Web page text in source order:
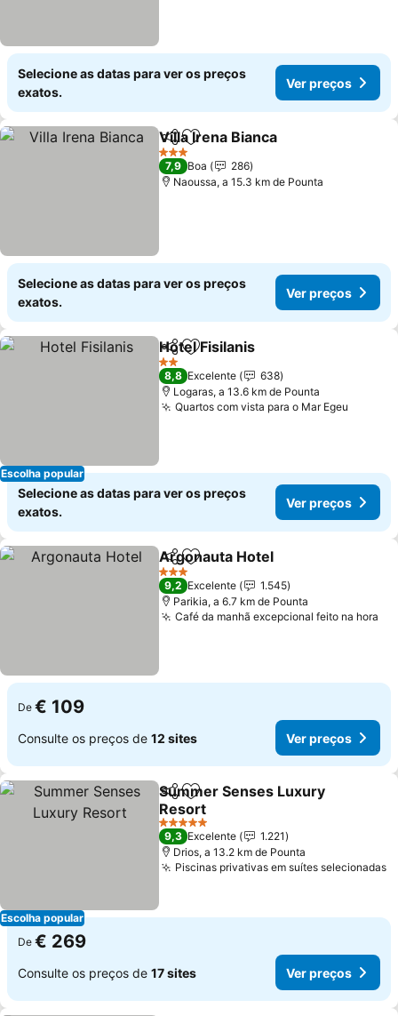
Selecione as datas para ver os preços
exatos.
Ver preços
PartilharAdicionar aos favoritos
Villa Irena Bianca
3 Estrelas
7,9 Boa
286
Naoussa, a 15.3 km de Pounta
Selecione as datas para ver os preços
exatos.
Ver preços
Escolha popular
PartilharAdicionar aos favoritos
Hotel Fisilanis
2 Estrelas
8,8 Excelente
638
Logaras, a 13.6 km de Pounta
Quartos com vista para o Mar Egeu
Selecione as datas para ver os preços
exatos.
Ver preços
PartilharAdicionar aos favoritos
Argonauta Hotel
3 Estrelas
9,2 Excelente
1.545
Parikia, a 6.7 km de Pounta
Café da manhã excepcional feito na hora
De € 109
Consulte os preços de 12 sites Ver preços
Escolha popular
PartilharAdicionar aos favoritos
Summer Senses Luxury
Resort
Ver preços
5 Estrelas
9,3 Excelente
1.221
Drios, a 13.2 km de Pounta
Piscinas privativas em suítes selecionadas
De € 269
Consulte os preços de 17 sites Ver preços